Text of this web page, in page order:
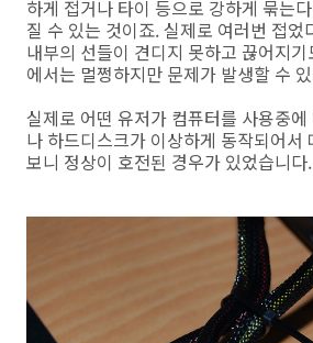
하게 접거나 타이 등으로 강하게 묶는
질 수 있는 것이죠. 실제로 여러번 접었
내부의 선들이 견디지 못하고 끊어지
에서는 멀쩡하지만 문제가 발생할 수
실제로 어떤 유저가 컴퓨터를 사용중
나 하드디스크가 이상하게 동작되어서
보니 정상이 호전된 경우가 있었습니다.